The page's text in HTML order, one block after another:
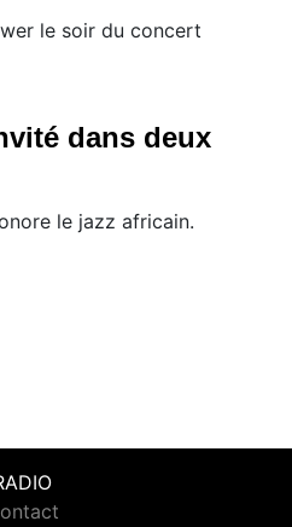
le soir du concert
dans deux
le jazz africain.